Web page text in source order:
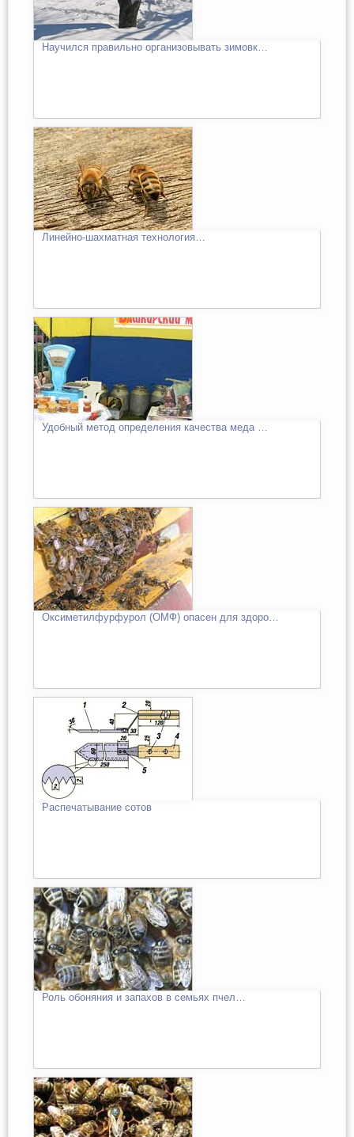
Научился правильно организовывать зимовк…
Линейно-шахматная технология…
Удобный метод определения качества меда …
Оксиметилфурфурол (ОМФ) опасен для здоро…
Распечатывание сотов
Роль обоняния и запахов в семьях пчел…